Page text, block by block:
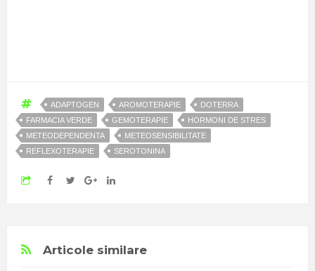
ADAPTOGEN AROMOTERAPIE
DOTERRA
FARMACIA VERDE
GEMOTERAPIE
HORMONI DE STRES
METEODEPENDENTA
METEOSENSIBILITATE
REFLEXOTERAPIE
SEROTONINA
Articole similare